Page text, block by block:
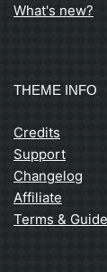
What's new?
THEME INFO
Credits
Support
Changelog
Affiliate
Terms &